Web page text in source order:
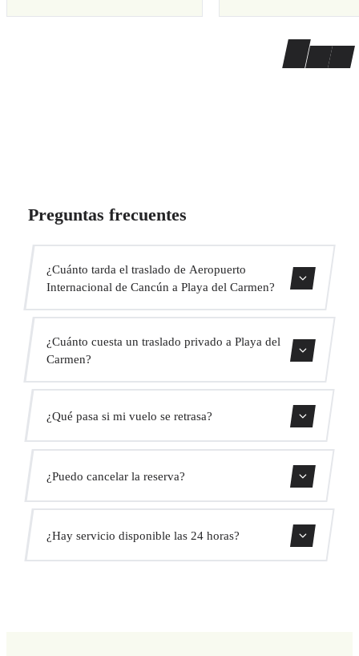
Preguntas frecuentes
¿Cuánto tarda el traslado de Aeropuerto
Internacional de Cancún a Playa del Carmen?
¿Cuánto cuesta un traslado privado a Playa del
Carmen?
Usa nuestro formulario de reserva para obtener un precio
fijo al instante. Sin cargos ocultos.
¿Qué pasa si mi vuelo se retrasa?
conductor ajustará automáticamente la hora de recogida
sin coste adicional.
¿Puedo cancelar la reserva?
recogida.
¿Hay servicio disponible las 24 horas?